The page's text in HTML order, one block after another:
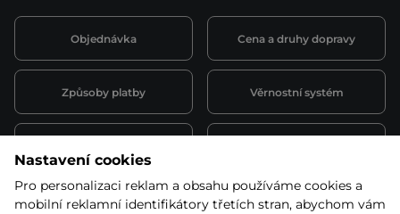
Objednávka Cena a druhy dopravy
Způsoby platby Věrnostní systém
Půjčovna
obchodní podmínky
Kariéra
Nastavení cookies
Pro personalizaci reklam a obsahu používáme cookies a
mobilní reklamní identifikátory třetích stran, abychom vám